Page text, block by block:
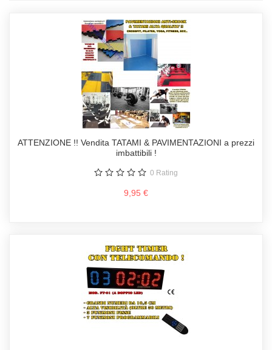
ATTENZIONE !! Vendita TATAMI & PAVIMENTAZIONI a prezzi
imbattibili !
0 Rating
9,95 €